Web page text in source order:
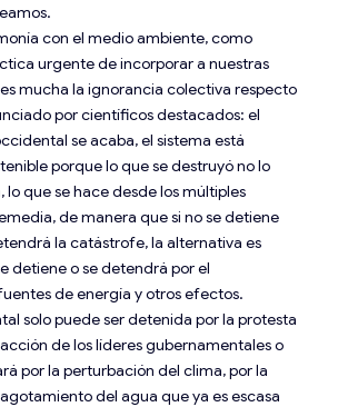
con el medio ambiente, como
urgente de incorporar a nuestras
mucha la ignorancia colectiva respecto
por científicos destacados: el
se acaba, el sistema está
porque lo que se destruyó no lo
lo que se hace desde los múltiples
de manera que si no se detiene
la catástrofe, la alternativa es
detiene o se detendrá por el
de energía y otros efectos.
solo puede ser detenida por la protesta
de los líderes gubernamentales o
por la perturbación del clima, por la
del agua que ya es escasa